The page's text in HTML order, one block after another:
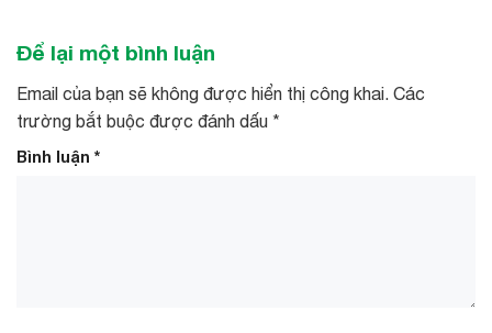
Để lại một bình luận
Email của bạn sẽ không được hiển thị công khai. Các
trường bắt buộc được đánh dấu *
Bình luận *